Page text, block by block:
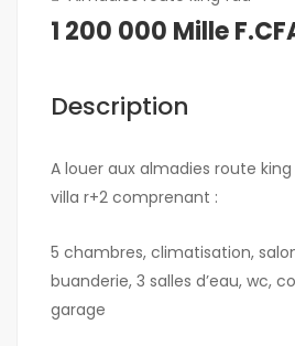
1 200 000 Mille
Description
A louer aux almadies route
villa r+2 comprenant :
5 chambres, climatisation,
buanderie, 3 salles d’eau, wc,
garage